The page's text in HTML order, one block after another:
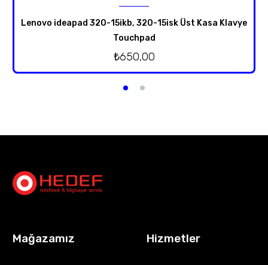
Lenovo ideapad 320-15ikb, 320-15isk Üst Kasa Klavye
Touchpad
₺650,00
Mağazamız Hizmetler